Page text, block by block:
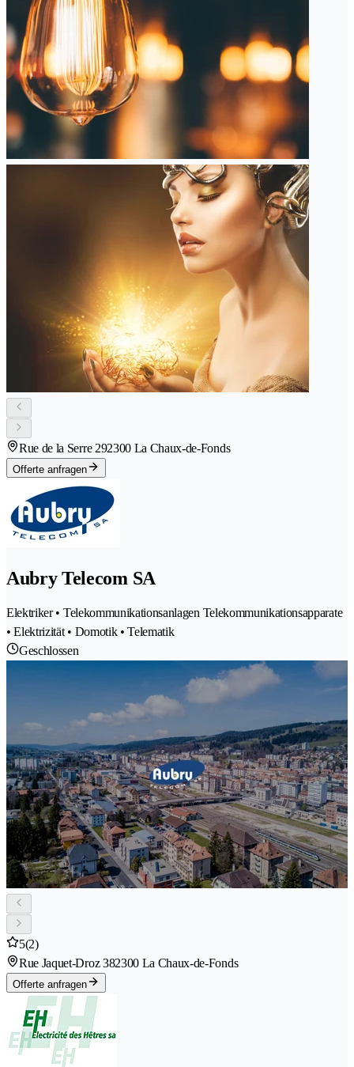
Rue de la Serre 292300 La Chaux-de-Fonds
Offerte anfragen
Aubry Telecom SA
Elektriker • Telekommunikationsanlagen Telekommunikationsapparate
• Elektrizität • Domotik • Telematik
Geschlossen
5(2)
Rue Jaquet-Droz 382300 La Chaux-de-Fonds
Offerte anfragen